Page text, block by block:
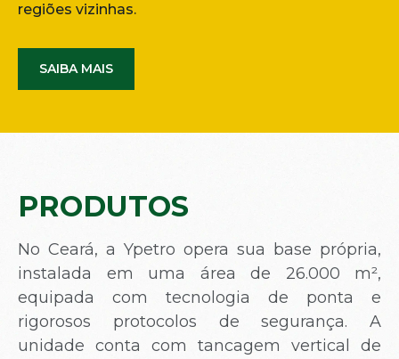
regiões vizinhas.
SAIBA MAIS
PRODUTOS
No Ceará, a Ypetro opera sua base própria,
instalada em uma área de 26.000 m²,
equipada com tecnologia de ponta e
rigorosos protocolos de segurança. A
unidade conta com tancagem vertical de